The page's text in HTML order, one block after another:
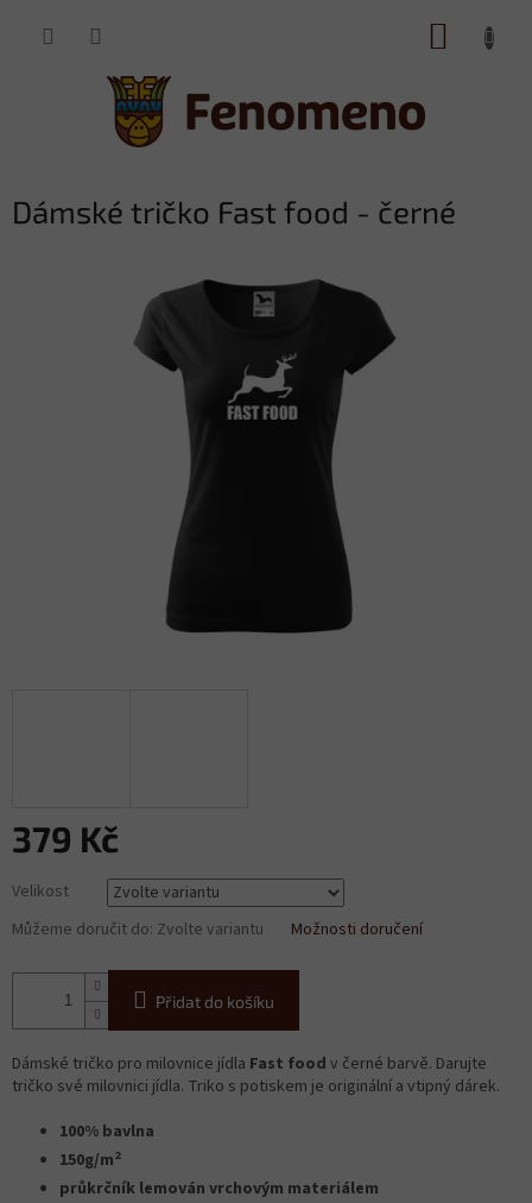
Dámské tričko Fast food - černé
379 Kč
cena:
Velikost
Můžeme doručit do: Zvolte variantu Možnosti doručení
Přidat do košíku
Dámské tričko pro milovnice jídla Fast food v černé barvě. Darujte
tričko své milovnici jídla. Triko s potiskem je originální a vtipný dárek.
100% bavlna
150g/m2
průkrčník lemován vrchovým materiálem